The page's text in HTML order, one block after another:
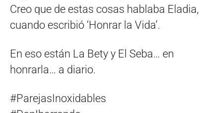
Creo que de estas cosas hablaba Eladia,
cuando escribió ‘Honrar la Vida’.
En eso están La Bety y El Seba… en
honrarla… a diario.
#ParejasInoxidables